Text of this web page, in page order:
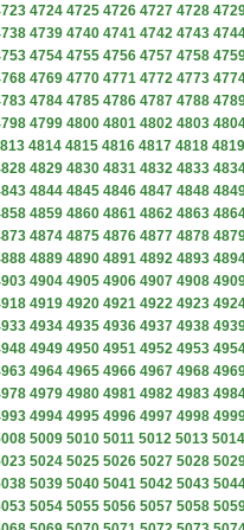
4724 4725 4726 4727 4728
4739 4740 4741 4742 4743
4754 4755 4756 4757 4758
4769 4770 4771 4772 4773
4784 4785 4786 4787 4788
4799 4800 4801 4802 4803
4814 4815 4816 4817 4818 4819
4829 4830 4831 4832 4833
4844 4845 4846 4847 4848
4859 4860 4861 4862 4863
4874 4875 4876 4877 4878
4889 4890 4891 4892 4893
4904 4905 4906 4907 4908
4919 4920 4921 4922 4923
4934 4935 4936 4937 4938
4949 4950 4951 4952 4953
4964 4965 4966 4967 4968
4979 4980 4981 4982 4983
4994 4995 4996 4997 4998
5009 5010 5011 5012 5013 5014
5024 5025 5026 5027 5028
5039 5040 5041 5042 5043
5054 5055 5056 5057 5058